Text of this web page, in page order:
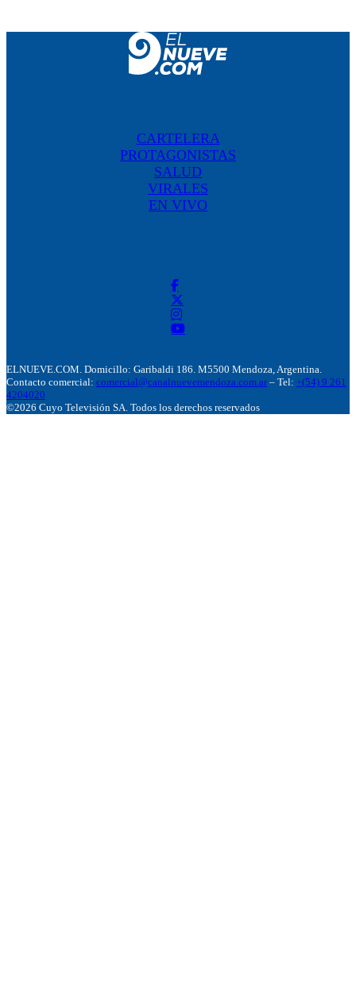
CARTELERA
PROTAGONISTAS
SALUD
VIRALES
EN VIVO
ELNUEVE.COM. Domicillo: Garibaldi 186. M5500 Mendoza, Argentina.
Contacto comercial: comercial@canalnuevemendoza.com.ar – Tel: +(54) 9 261
4204020
©2026 Cuyo Televisión SA. Todos los derechos reservados